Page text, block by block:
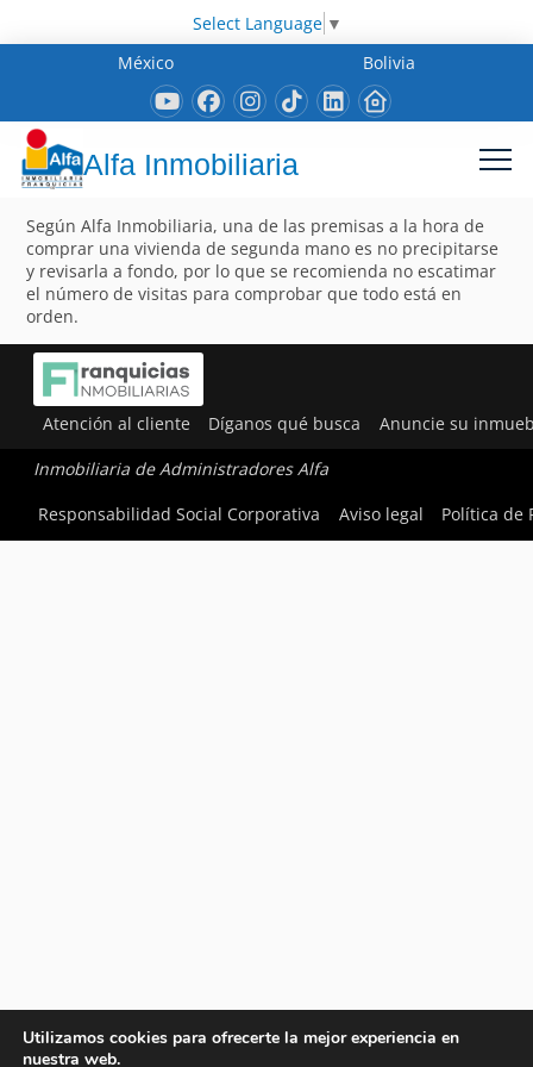
Select Language ▼
México
Bolivia
Alfa Inmobiliaria
Según Alfa Inmobiliaria, una de las premisas a la hora de
comprar una vivienda de segunda mano es no precipitarse
y revisarla a fondo, por lo que se recomienda no escatimar
el número de visitas para comprobar que todo está en
orden.
Atención al cliente Díganos qué busca Anuncie su
Inmobiliaria de Administradores Alfa
Responsabilidad Social Corporativa
Aviso legal Política de
Utilizamos cookies para ofrecerte la mejor experiencia en
nuestra web.